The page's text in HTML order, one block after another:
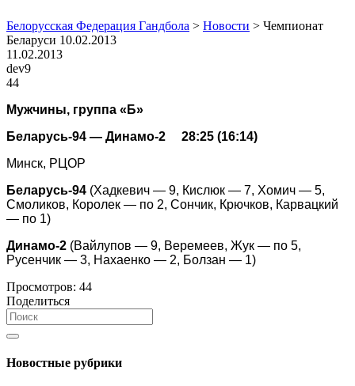
Белорусская Федерация Гандбола > Новости > Чемпионат
Беларуси 10.02.2013
11.02.2013
dev9
44
Мужчины, группа «Б»
Беларусь-94 — Динамо-2 28:25 (16:14)
Минск, РЦОР
Беларусь-94 (Хадкевич — 9, Кислюк — 7, Хомич — 5,
Смоликов, Королек — по 2, Сончик, Крючков, Карвацкий
— по 1)
Динамо-2 (Вайлупов — 9, Веремеев, Жук — по 5,
Русенчик — 3, Нахаенко — 2, Болзан — 1)
Просмотров: 44
Поделиться
Новостные рубрики